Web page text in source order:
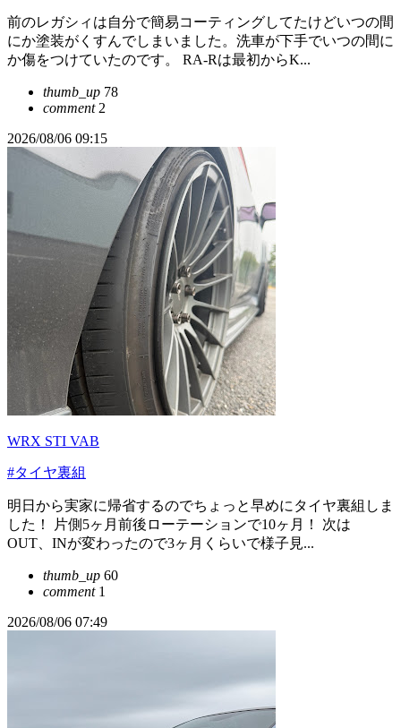
前のレガシィは自分で簡易コーティングしてたけどいつの間
にか塗装がくすんでしまいました。洗車が下手でいつの間に
か傷をつけていたのです。 RA-Rは最初からK...
thumb_up 78
comment2
2026/08/06 09:15
WRX STI VAB
#タイヤ裏組
明日から実家に帰省するのでちょっと早めにタイヤ裏組しま
した！ 片側5ヶ月前後ローテーションで10ヶ月！ 次は
OUT、INが変わったので3ヶ月くらいで様子見...
thumb_up 60
comment1
2026/08/06 07:49